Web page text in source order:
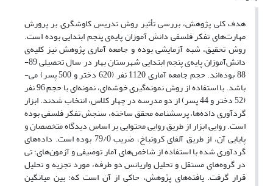
هدف کلی پژوهش، بررسی تأثیر روش تدریس کاوشگری بر پرورش
مهارت‌های تفکر فلسفی دانش آموزان پایه‌ی پنجم ابتدایی بوده است.
روش تحقیق، شبه آزمایشی بوده و جامعه آماری پژوهش نیز کلیه‌ی
دانش‌آموزان پایه‌ی پنجم ابتدایی شهرستان بهار در سال تحصیلی 89-
88 بوده‌اند. حجم جامعه آماری 1120 نفر (620 دختر و 500 پسر) می-
باشد. با استفاده از روش نمونه‌گیری خوشه‌ای، نمونه‌ای با حجم 96 نفر
(52 دختر و 44 پسر) از دو مدرسه در چهار کلاس، انتخاب شدند. ابزار
گردآوری داده‌ها، پرسشنامه محقق ساخته، سنجش تفکر فلسفی بوده
است. روایی ابزار از طریق روایی محتوایی بر اساس دیدگاه متخصصان و
پایایی آن، از طریق آلفای کرونباخ، ضریب 79/0 بوده است. داده‌های
گردآوری شده با استفاده از شاخص‌های آمار توصیفی و آزمون‌های؛ تی
در گروه‌های مستقل و تحلیل واریانس دو طرفه، مورد تجزیه و تحلیل
قرار گرفت. یافته‌های پژوهش، حاکی از آن است که؛ بین میانگین